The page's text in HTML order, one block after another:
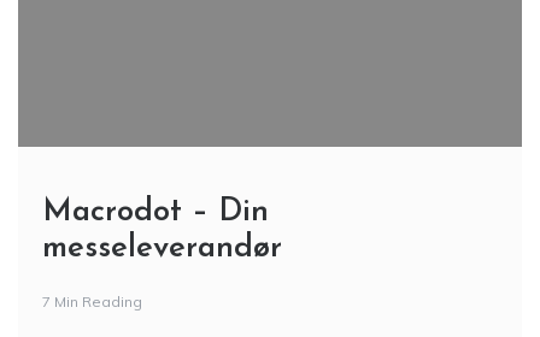
Macrodot – Din
messeleverandør
7 Min Reading